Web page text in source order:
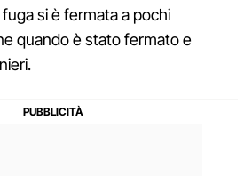
si è fermata a pochi
quando è stato fermato e